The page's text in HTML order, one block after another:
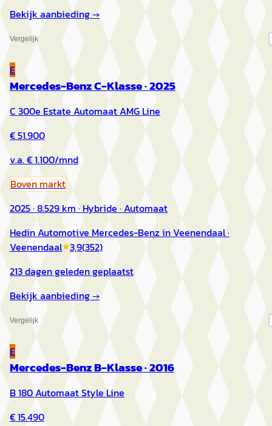
Bekijk aanbieding →
Vergelijk
E
Mercedes-Benz C-Klasse·2025
C 300e Estate Automaat AMG Line
€ 51.900
v.a. € 1.100/mnd
Boven markt
2025 · 8.529 km · Hybride · Automaat
Hedin Automotive Mercedes-Benz in Veenendaal·
Veenendaal 3,9(352)
213 dagen geleden geplaatst
Bekijk aanbieding →
Vergelijk
E
Mercedes-Benz B-Klasse·2016
B 180 Automaat Style Line
€ 15.490